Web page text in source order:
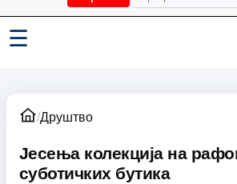
☰
/Друштво
Јесења колекција на
суботичких бутика